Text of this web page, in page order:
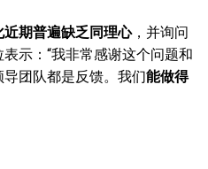
期普遍缺乏同理心，并询问
示：“我非常感谢这个问题和
团队都是反馈。我们能做得